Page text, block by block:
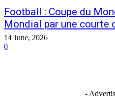
Football : Coupe du
Mondial par une courte
14 June, 2026
0
-